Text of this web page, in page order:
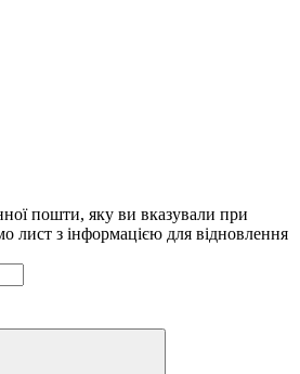
пошти, яку ви вказували при
лист з інформацією для відновлення